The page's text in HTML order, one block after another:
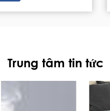
Trung tâm tin tức